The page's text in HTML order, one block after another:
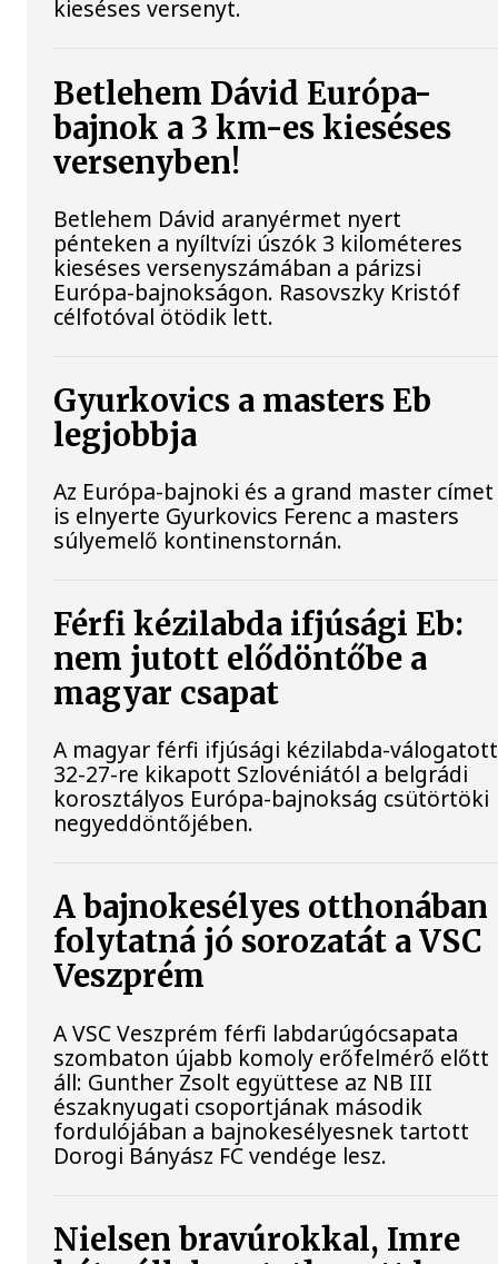
kieséses versenyt.
Betlehem Dávid Európa-
bajnok a 3 km-es kieséses
versenyben!
Betlehem Dávid aranyérmet nyert
pénteken a nyíltvízi úszók 3 kilométeres
kieséses versenyszámában a párizsi
Európa-bajnokságon. Rasovszky Kristóf
célfotóval ötödik lett.
Gyurkovics a masters Eb
legjobbja
Az Európa-bajnoki és a grand master címet
is elnyerte Gyurkovics Ferenc a masters
súlyemelő kontinenstornán.
Férfi kézilabda ifjúsági Eb:
nem jutott elődöntőbe a
magyar csapat
A magyar férfi ifjúsági kézilabda-válogatott
32-27-re kikapott Szlovéniától a belgrádi
korosztályos Európa-bajnokság csütörtöki
negyeddöntőjében.
A bajnokesélyes otthonában
folytatná jó sorozatát a VSC
Veszprém
A VSC Veszprém férfi labdarúgócsapata
szombaton újabb komoly erőfelmérő előtt
áll: Gunther Zsolt együttese az NB III
északnyugati csoportjának második
fordulójában a bajnokesélyesnek tartott
Dorogi Bányász FC vendége lesz.
Nielsen bravúrokkal, Imre